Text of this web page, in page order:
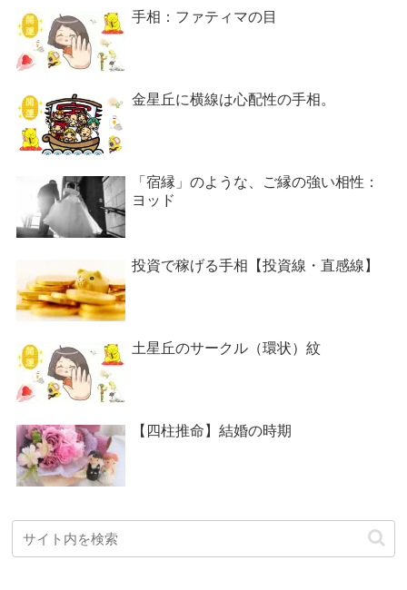
手相：ファティマの目
金星丘に横線は心配性の手相。
「宿縁」のような、ご縁の強い相性：
ヨッド
投資で稼げる手相【投資線・直感線】
土星丘のサークル（環状）紋
【四柱推命】結婚の時期